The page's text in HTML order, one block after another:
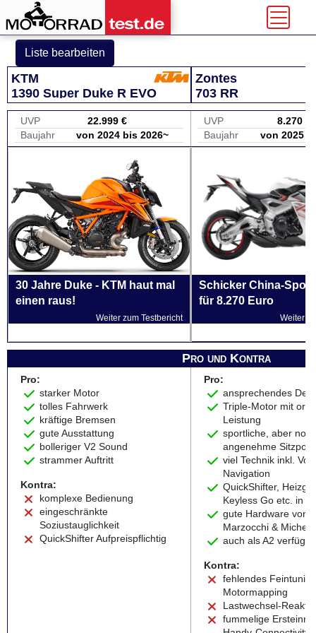
Liste bearbeiten
KTM
1390 Super Duke R EVO
Zontes
703 RR
UVP
22.999 €
Baujahr
von 2024 bis 2026~
UVP
8.270 €
Baujahr
von 2025
30 Jahre Duke - KTM haut mal
einen raus!
Weiter zum Testbericht
Schicker China-Sport
für 8.270 Euro
Weiter
Pro und Kontra
Pro:
starker Motor
tolles Fahrwerk
kräftige Bremsen
gute Ausstattung
bolleriger V2 Sound
strammer Auftritt
Kontra:
komplexe Bedienung
eingeschränkte
Soziustauglichkeit
QuickShifter Aufpreispflichtig
Pro:
ansprechendes
Triple-Motor mit
Leistung
sportliche, aber
angenehme
viel Technik inkl.
Navigation
QuickShifter,
Keyless Go etc. in
gute Hardware von
Marzocchi &
auch als A2
Kontra:
fehlendes
Motormapping
Lastwechsel-
fummelige